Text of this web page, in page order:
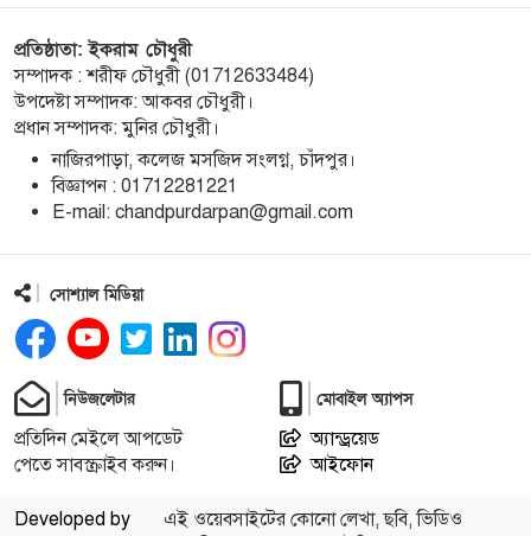
চাঁদপুরে জাতীয় বিজ্ঞান ও প্রযুক্তি সপ্তাহ উদযাপনের
লক্ষে প্রস্তুতিমূলক সভা
১০
বাংলা নববর্ষ আমাদের বাঙালি সংস্কৃতি ও ঐতিহ্যের
প্রাণের উৎসব : চাঁদপুর জেলা প্রশাসক
১১
চাঁদপুর শহরের হাসান আলী উচ্চ বিদ্যালয় মাঠ সংরক্ষণ
ও উন্নয়নে ৩৫ লাখ টাকার কাজ শুরু
১২
মতলব উত্তরে প্রেমিকের বাড়িতে বিয়ের দাবিতে
১৩
চীন সফরের জন্য বিএনপির ২০ সদস্যের প্রতিনিধি দলে
সাবেক এমপি রাশেদা বেগম হীরা
১৪
প্রতিষ্ঠাতা: ইকরাম চৌধুরী
সম্পাদক : শরীফ চৌধুরী (01712633484)
উপদেষ্টা সম্পাদক: আকবর চৌধুরী।
প্রধান সম্পাদক: মুনির চৌধুরী।
নাজিরপাড়া, কলেজ মসজিদ সংলগ্ন, চাঁদপুর।
‎বিজ্ঞাপন : 01712281221
‎E-mail: chandpurdarpan@gmail.com
সোশ্যাল মিডিয়া
নিউজলেটার
প্রতিদিন মেইলে আপডেট
পেতে সাবস্ক্রাইব করুন।
মোবাইল অ্যাপস
অ্যান্ড্রয়েড
আইফোন
Developed by
এই ওয়েবসাইটের কোনো লেখা, ছবি, ভিডিও